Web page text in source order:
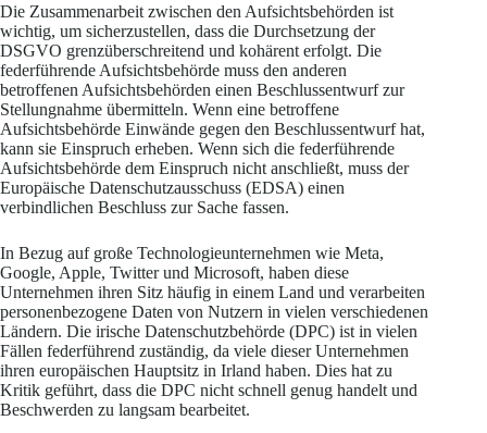
Die Zusammenarbeit zwischen den Aufsichtsbehörden ist
wichtig, um sicherzustellen, dass die Durchsetzung der
DSGVO grenzüberschreitend und kohärent erfolgt. Die
federführende Aufsichtsbehörde muss den anderen
betroffenen Aufsichtsbehörden einen Beschlussentwurf zur
Stellungnahme übermitteln. Wenn eine betroffene
Aufsichtsbehörde Einwände gegen den Beschlussentwurf hat,
kann sie Einspruch erheben. Wenn sich die federführende
Aufsichtsbehörde dem Einspruch nicht anschließt, muss der
Europäische Datenschutzausschuss (EDSA) einen
verbindlichen Beschluss zur Sache fassen.
In Bezug auf große Technologieunternehmen wie Meta,
Google, Apple, Twitter und Microsoft, haben diese
Unternehmen ihren Sitz häufig in einem Land und verarbeiten
personenbezogene Daten von Nutzern in vielen verschiedenen
Ländern. Die irische Datenschutzbehörde (DPC) ist in vielen
Fällen federführend zuständig, da viele dieser Unternehmen
ihren europäischen Hauptsitz in Irland haben. Dies hat zu
Kritik geführt, dass die DPC nicht schnell genug handelt und
Beschwerden zu langsam bearbeitet.